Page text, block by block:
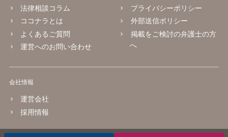
法律相談コラム
ココナラとは
よくあるご質問
運営へのお問い合わせ
プライバシーポリシー
外部送信ポリシー
掲載をご検討の弁護士の方
へ
会社情報
運営会社
採用情報